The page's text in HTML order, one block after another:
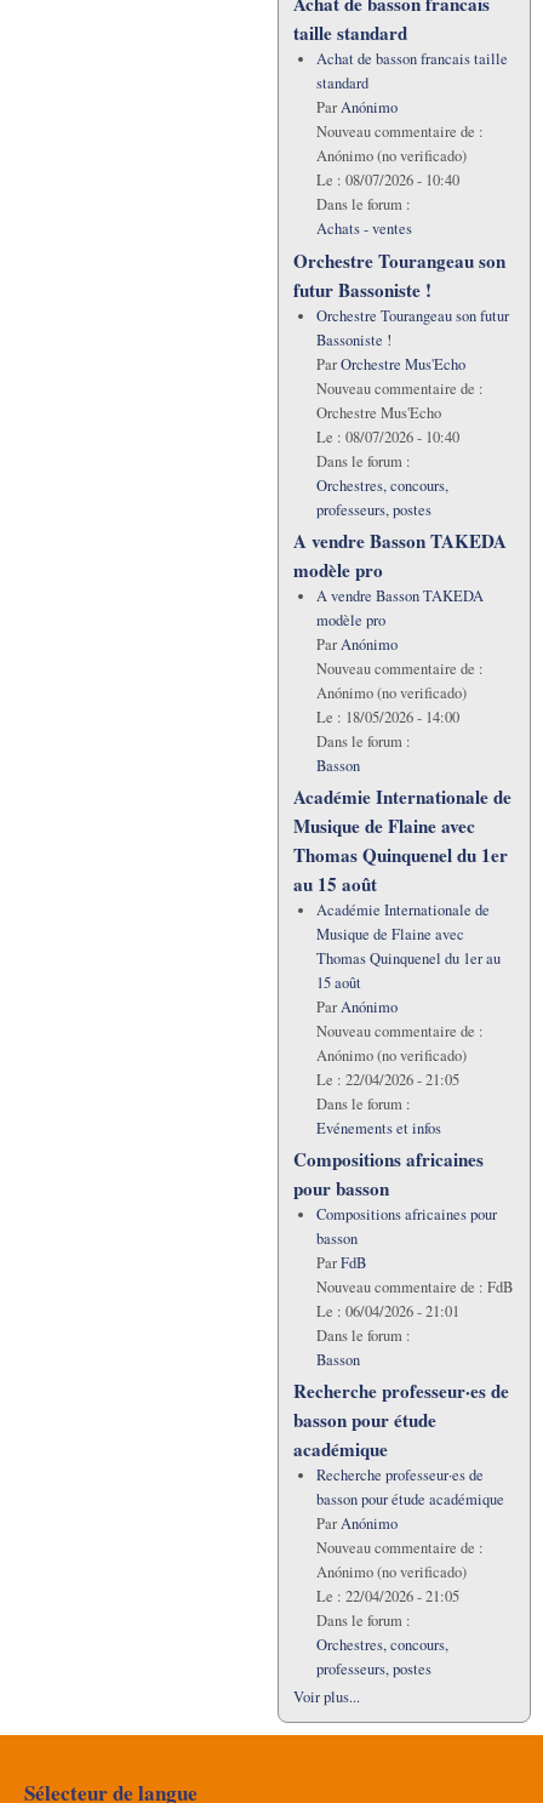
taille standard
Achat de basson francais taille
standard
ParAnónimo
Nouveau commentaire de :
Anónimo (no verificado)
Le : 08/07/2026 - 10:40
Dans le forum :
Achats - ventes
Orchestre Tourangeau son
futur Bassoniste !
Orchestre Tourangeau son futur
Bassoniste !
ParOrchestre Mus'Echo
Nouveau commentaire de :
Orchestre Mus'Echo
Le : 08/07/2026 - 10:40
Dans le forum :
Orchestres, concours,
professeurs, postes
A vendre Basson TAKEDA
modèle pro
A vendre Basson TAKEDA
modèle pro
ParAnónimo
Nouveau commentaire de :
Anónimo (no verificado)
Le : 18/05/2026 - 14:00
Dans le forum :
Basson
Académie Internationale de
Musique de Flaine avec
Thomas Quinquenel du 1er
au 15 août
Académie Internationale de
Musique de Flaine avec
Thomas Quinquenel du 1er au
15 août
ParAnónimo
Nouveau commentaire de :
Anónimo (no verificado)
Le : 22/04/2026 - 21:05
Dans le forum :
Evénements et infos
Compositions africaines
pour basson
Compositions africaines pour
basson
ParFdB
Nouveau commentaire de : FdB
Le : 06/04/2026 - 21:01
Dans le forum :
Basson
Recherche professeur·es de
basson pour étude
académique
Recherche professeur·es de
basson pour étude académique
ParAnónimo
Nouveau commentaire de :
Anónimo (no verificado)
Le : 22/04/2026 - 21:05
Dans le forum :
Orchestres, concours,
professeurs, postes
Voir plus...
Sélecteur de langue